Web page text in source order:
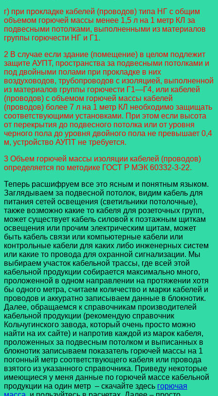
г) при прокладке кабелей (проводов) типа НГ с общим
объемом горючей массы менее 1,5 л на 1 метр КЛ за
подвесными потолками, выполненными из материалов
группы горючести НГ и Г1.
2 В случае если здание (помещение) в целом подлежит
защите АУПТ, пространства за подвесными потолками и
под двойными полами при прокладке в них
воздуховодов, трубопроводов с изоляцией, выполненной
из материалов группы горючести Г1—Г4, или кабелей
(проводов) с объемом горючей массы кабелей
(проводов) более 7 л на 1 метр КЛ необходимо защищать
соответствующими установками. При этом если высота
от перекрытия до подвесного потолка или от уровня
черного пола до уровня двойного пола не превышает 0,4
м, устройство АУПТ не требуется.
3 Объем горючей массы изоляции кабелей (проводов)
определяется по методике ГОСТ Р МЭК 60332-3-22.
Теперь расшифруем все это ясным и понятным языком.
Заглядываем за подвесной потолок, видим кабель для
питания сетей освещения (светильники потолочные),
также возможно какие то кабеля для розеточных групп,
может существует кабель силовой к поэтажным щиткам
освещения или прочим электрическим щитам, может
быть кабель связи или компьютерные кабели или
контрольные кабели для каких либо инженерных систем
или какие то провода для охранной сигнализации. Мы
выбираем участок кабельной трассы, где всей этой
кабельной продукции собирается максимально много,
проложенной в одном направлении на протяжении хотя
бы одного метра, считаем количество и марки кабелей и
проводов и аккуратно записываем данные в блокнотик.
Далее, обращаемся к справочникам производителей
кабельной продукции (рекомендую справочник
Кольчугинского завода, который очень просто можно
найти на их сайте) и напротив каждой из марок кабеля,
проложенных за подвесным потолком и выписанных в
блокнотик записываем показатель горючей массы на 1
погонный метр соответствующего кабеля или провода
взятого из указанного справочника. Приведу некоторые
имеющиеся у меня данные по горючей массе кабельной
продукции на один метр – скачайте здесь горючая